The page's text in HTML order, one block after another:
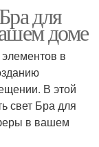
для
доме
в
В этой
свет Бра для
в вашем